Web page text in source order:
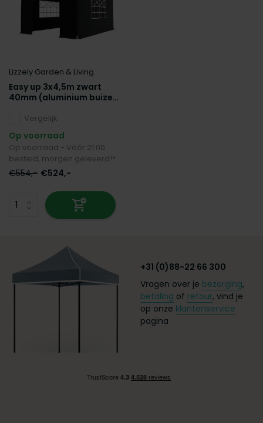
Lizzely Garden & Living
Easy up 3x4,5m zwart
40mm (aluminium buizen)
opvouwbaar
Vergelijk
Op voorraad
Op voorraad - Vóór 21:00
besteld, morgen geleverd!*
€554,- €524,-
+31 (0)88-22 66 300
Vragen over je bezorging,
betaling of retour, vind je
op onze klantenservice
pagina